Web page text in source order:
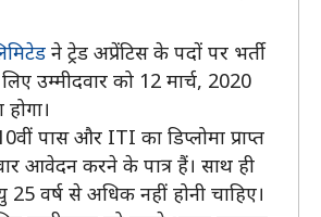
ने ट्रेड अप्रेंटिस के पदों पर भर्ती
उम्मीदवार को 12 मार्च, 2020
पास और ITI का डिप्लोमा प्राप्त
आवेदन करने के पात्र हैं। साथ ही
वर्ष से अधिक नहीं होनी चाहिए।